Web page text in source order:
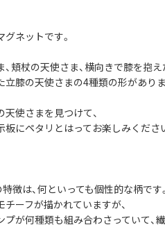
ネットです。
頬杖の天使さま、横向きで膝を抱え
立膝の天使さまの4種類の形がありま
使さまを見つけて、
板にペタリとはってお楽しみくださ
特徴は、何といっても個性的な柄です。
ーフが描かれていますが、
が何種類も組み合わさっていて、